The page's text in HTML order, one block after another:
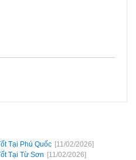
Tại Phú Quốc [11/02/2026]
Tại Từ Sơn [11/02/2026]